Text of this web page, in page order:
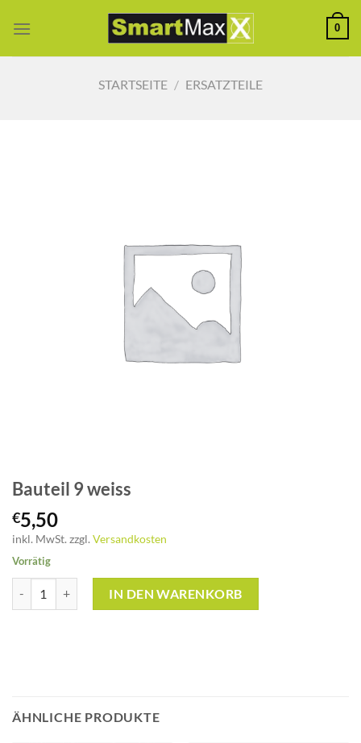
Inhalt
0
STARTSEITE / ERSATZTEILE
Bauteil 9 weiss
€5,50
inkl. MwSt. zzgl. Versandkosten
Vorrätig
IN DEN WARENKORB
ÄHNLICHE PRODUKTE